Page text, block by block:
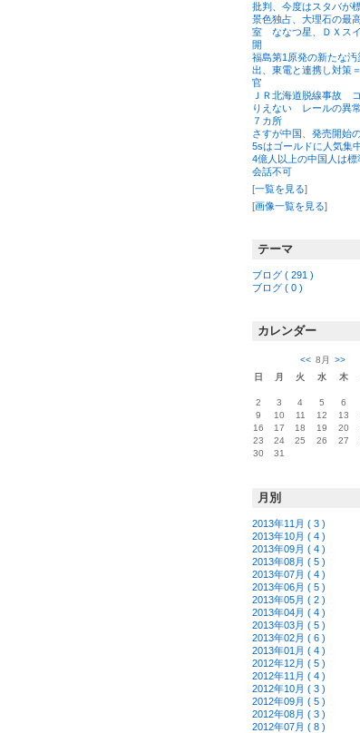
批判、今度はスタバが
景色独占、大理石の最
室 ななつ星、ＤＸス
開
福島第1原発の新たな汚
出、東電と連携し対策
官
ＪＲ北海道脱線事故
りえない レールの異
７カ所
さすが中国、発売開始
5sはゴールドに人気集
4億人以上の中国人は標
会話不可
[一覧を見る]
[画像一覧を見る]
テーマ
ブログ ( 291 )
ブログ ( 0 )
カレンダー
<< 8月
>>
日
月 火 水 木
2
3 4 5 6
9
10 11 12 13
16
17 18 19 20
23
24 25 26 27
30
31
月別
2013年11月 ( 3 )
2013年10月 ( 4 )
2013年09月 ( 4 )
2013年08月 ( 5 )
2013年07月 ( 4 )
2013年06月 ( 5 )
2013年05月 ( 2 )
2013年04月 ( 4 )
2013年03月 ( 5 )
2013年02月 ( 6 )
2013年01月 ( 4 )
2012年12月 ( 5 )
2012年11月 ( 4 )
2012年10月 ( 3 )
2012年09月 ( 5 )
2012年08月 ( 3 )
2012年07月 ( 8 )